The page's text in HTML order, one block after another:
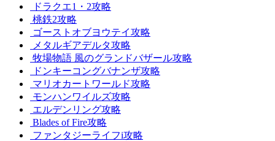
ドラクエ1・2攻略
桃鉄2攻略
ゴーストオブヨウテイ攻略
メタルギアデルタ攻略
牧場物語 風のグランドバザール攻略
ドンキーコングバナンザ攻略
マリオカートワールド攻略
モンハンワイルズ攻略
エルデンリング攻略
Blades of Fire攻略
ファンタジーライフi攻略